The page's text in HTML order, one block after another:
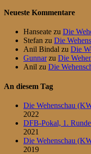
Neueste Kommentare
Hanseate zu Die
Stefan zu Die
Anil Bindal zu Die
Gunnarzu Die
Anil zu Die
An diesem Tag
Die Wehenschau
2022
DFB-Pokal, 1.
2021
Die Wehenschau
2019